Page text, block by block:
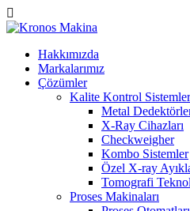
Hakkımızda
Markalarımız
Çözümler
Kalite Kontrol
Metal
X-Ray Cihazları
Checkweigher
Kombo Sistemler
Özel X-ray
Tomografi
Proses Makinaları